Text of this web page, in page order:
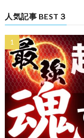
人気記事 BEST３